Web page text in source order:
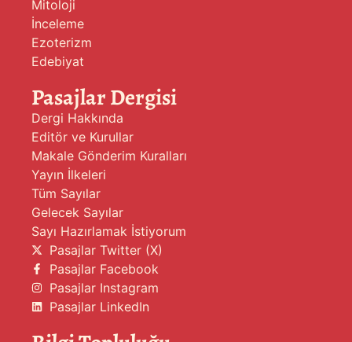
Mitoloji
İnceleme
Ezoterizm
Edebiyat
Pasajlar Dergisi
Dergi Hakkında
Editör ve Kurullar
Makale Gönderim Kuralları
Yayın İlkeleri
Tüm Sayılar
Gelecek Sayılar
Sayı Hazırlamak İstiyorum
Pasajlar Twitter (X)
Pasajlar Facebook
Pasajlar Instagram
Pasajlar LinkedIn